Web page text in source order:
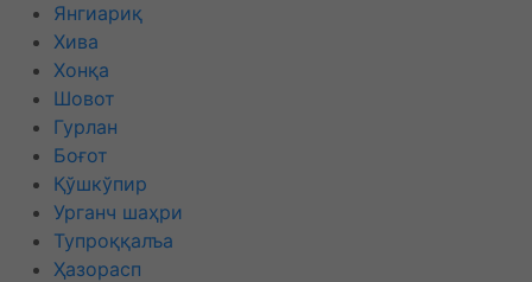
Янгиариқ
Хива
Хонқа
Шовот
Гурлан
Боғот
Қўшкўпир
Урганч шаҳри
Тупроққалъа
Ҳазорасп